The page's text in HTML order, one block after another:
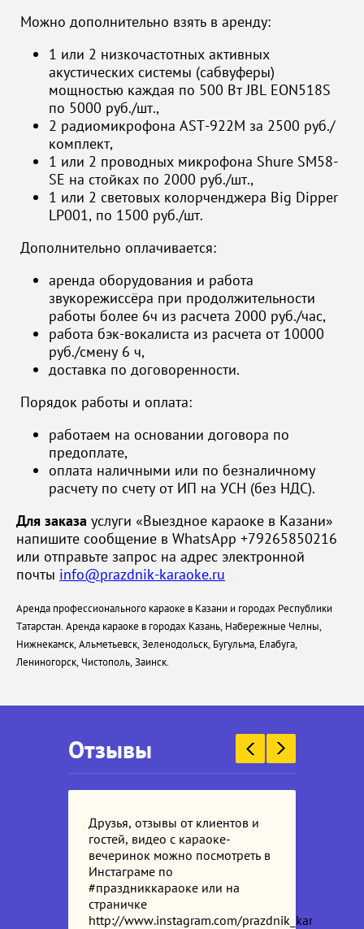
Можно дополнительно взять в аренду:
1 или 2 низкочастотных активных
акустических системы (сабвуферы)
мощностью каждая по 500 Вт JBL EON518S
по 5000 руб./шт.,
2 радиомикрофона AST-922M за 2500 руб./
комплект,
1 или 2 проводных микрофона Shure SM58-
SE на стойках по 2000 руб./шт.,
1 или 2 световых колорченджера Big Dipper
LP001, по 1500 руб./шт.
Дополнительно оплачивается:
аренда оборудования и работа
звукорежиссёра при продолжительности
работы более 6ч из расчета 2000 руб./час,
работа бэк-вокалиста из расчета от 10000
руб./смену 6 ч,
доставка по договоренности.
Порядок работы и оплата:
работаем на основании договора по
предоплате,
оплата наличными или по безналичному
расчету по счету от ИП на УСН (без НДС).
Для заказа услуги «Выездное караоке в Казани»
напишите сообщение в WhatsApp +79265850216
или отправьте запрос на адрес электронной
почты info@prazdnik-karaoke.ru
Аренда профессионального караоке в Казани и городах Республики
Татарстан. Аренда караоке в городах Казань, Набережные Челны,
Нижнекамск, Альметьевск, Зеленодольск, Бугульма, Елабуга,
Лениногорск, Чистополь, Заинск.
Отзывы
Друзья, отзывы от клиентов и
гостей, видео с караоке-
вечеринок можно посмотреть в
Инстаграме по
#праздниккараоке или на
страничке
http://www.instagram.com/prazdnik_karaoke